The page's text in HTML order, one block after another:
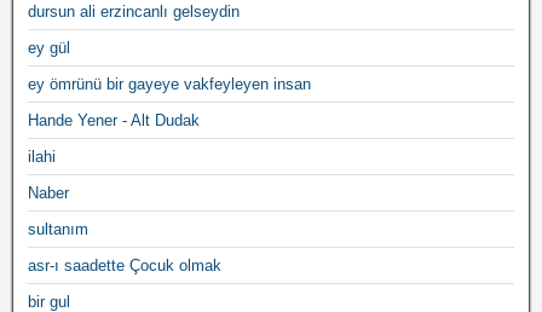
dursun ali erzincanlı gelseydin
ey gül
ey ömrünü bir gayeye vakfeyleyen insan
Hande Yener - Alt Dudak
ilahi
Naber
sultanım
asr-ı saadette Çocuk olmak
bir gul